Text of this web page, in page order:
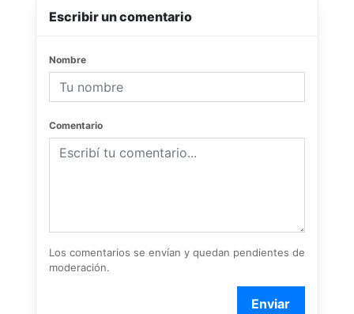
Escribir un comentario
Nombre
Comentario
Los comentarios se envían y quedan pendientes de
moderación.
Enviar